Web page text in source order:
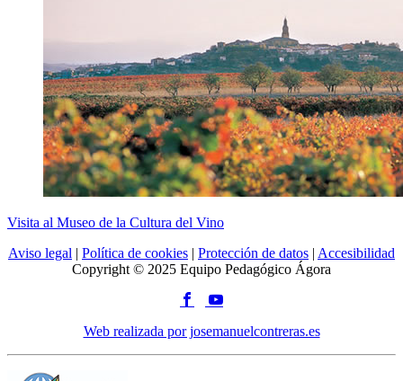
Visita al Museo de la Cultura del Vino
Aviso legal | Política de cookies | Protección de datos | Accesibilidad
Copyright © 2025 Equipo Pedagógico Ágora
Web realizada por josemanuelcontreras.es